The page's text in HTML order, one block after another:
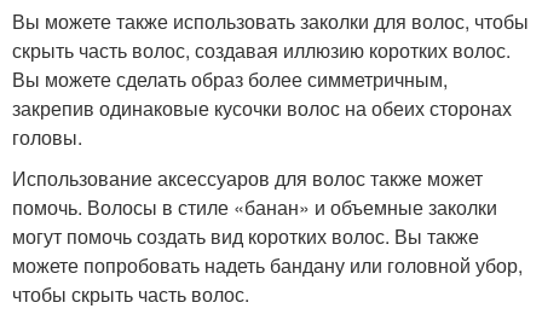
Вы можете также использовать заколки для волос, чтобы
скрыть часть волос, создавая иллюзию коротких волос.
Вы можете сделать образ более симметричным,
закрепив одинаковые кусочки волос на обеих сторонах
головы.
Использование аксессуаров для волос также может
помочь. Волосы в стиле «банан» и объемные заколки
могут помочь создать вид коротких волос. Вы также
можете попробовать надеть бандану или головной убор,
чтобы скрыть часть волос.